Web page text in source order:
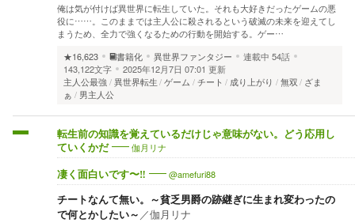
俺は気が付けば異世界に転生していた。それも大好きだったゲームの悪
役に……。このままでは主人公に殺されるという破滅の未来を迎えてし
まうため、全力で強くなるための行動を開始する。ゲー…
★16,623
書籍化 異世界ファンタジー 連載中 54話
143,122文字
2025年12月7日 07:01 更新
主人公最強 異世界転生 ゲーム チート 成り上がり 無双
ざま
ぁ
男主人公
転生前の知識を覚えているだけじゃ意味がない。どう応用し
ていくかだ
伽月リナ
凄く面白いです〜‼︎ @amefuri88
チートなんて無い。～貧乏男爵の跡継ぎに生まれ変わったの
で何とかしたい～ ／伽月リナ